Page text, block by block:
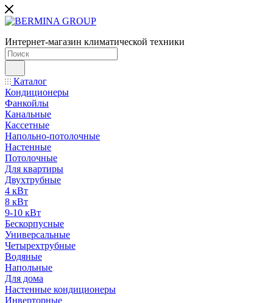
Интернет-магазин климатической техники
Каталог
Кондиционеры
Фанкойлы
Канальные
Кассетные
Напольно-потолочные
Настенные
Потолочные
Для квартиры
Двухтрубные
4 кВт
8 кВт
9-10 кВт
Бескорпусные
Универсальные
Четырехтрубные
Водяные
Напольные
Для дома
Настенные кондиционеры
Инверторные